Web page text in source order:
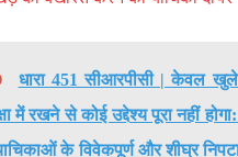
धारा 451 सीआरपीसी | केवल
में रखने से कोई उद्देश्य पूरा नहीं होगा:
के विवेकपूर्ण और शीघ्र